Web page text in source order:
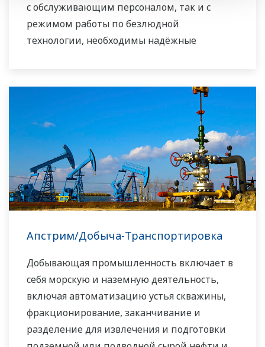
с обслуживающим персоналом, так и с
режимом работы по безлюдной
технологии, необходимы надёжные
возможностями дистанционного
мониторинга. Компания Yokogawa обладает
самыми современными технологиями и
обширным опытом реализации проектов в
морских условиях любого масштаба и
уровня сложности автоматизации.
Апстрим/Добыча-Транспортировка
Добывающая промышленность включает в
себя морскую и наземную деятельность,
включая автоматизацию устья скважины,
фракционирование, заканчивание и
разделение для извлечения и подготовки